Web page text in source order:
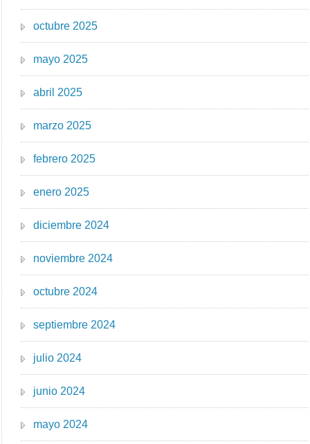
octubre 2025
mayo 2025
abril 2025
marzo 2025
febrero 2025
enero 2025
diciembre 2024
noviembre 2024
octubre 2024
septiembre 2024
julio 2024
junio 2024
mayo 2024